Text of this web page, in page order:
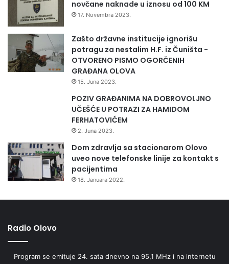
Zato se obilježava Sedmica svijesti o antibioticima kojima
se pacijente potiče na odgovorno ponašanje, uz preporuke
da antibiotike koristite samo ako vam ih je doktor propisao,
jer ako ih nije propisao, to znači da nisu potrebni. Ako ih je
propisao, neophodno je da ih primjenjujete tačno onoliko
dugo koliko vam je propisano i na način koji vam je
određen. Višak lijekova treba na propisan način uništiti, te
ih nipošto dijeliti drugima po nahođenju.
novčane naknade u iznosu od 100 KM
17. Novembra 2023.
Zašto državne institucije ignorišu
potragu za nestalim H.F. iz Čuništa -
OTVORENO PISMO OGORČENIH
GRAĐANA OLOVA
15. Juna 2023.
POZIV GRAĐANIMA NA DOBROVOLJNO
UČEŠĆE U POTRAZI ZA HAMIDOM
FERHATOVIĆEM
2. Juna 2023.
Dom zdravlja sa stacionarom Olovo
uveo nove telefonske linije za kontakt s
pacijentima
18. Januara 2022.
Radio Olovo
Program se emituje 24. sata dnevno na 95,1 MHz i na internetu